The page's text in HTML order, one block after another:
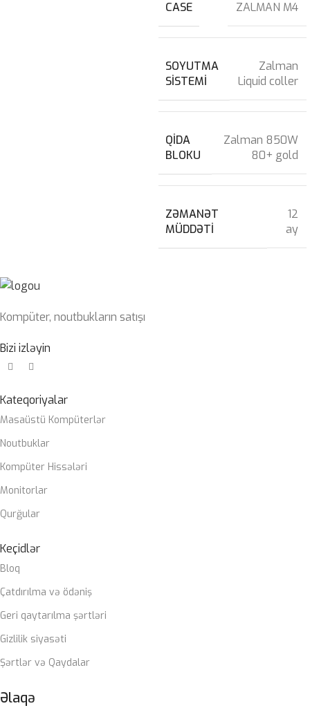
CASE ZALMAN M4
SOYUTMA
SISTEMI
Zalman
Liquid coller
QIDA
BLOKU
Zalman 850W
80+ gold
ZƏMANƏT
MÜDDƏTI
12
ay
Kompüter, noutbukların satışı
Bizi izləyin
Kateqoriyalar
Masaüstü Kompüterlər
Noutbuklar
Kompüter Hissələri
Monitorlar
Qurğular
Keçidlər
Bloq
Çatdırılma və ödəniş
Geri qaytarılma şərtləri
Gizlilik siyasəti
Şərtlər və Qaydalar
Əlaqə